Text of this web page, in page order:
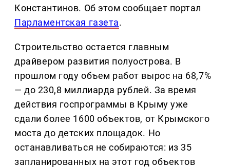
Константинов. Об этом сообщает портал
Парламентская газета.
Строительство остается главным
драйвером развития полуострова. В
прошлом году объем работ вырос на 68,7%
— до 230,8 миллиарда рублей. За время
действия госпрограммы в Крыму уже
сдали более 1600 объектов, от Крымского
моста до детских площадок. Но
останавливаться не собираются: из 35
запланированных на этот год объектов